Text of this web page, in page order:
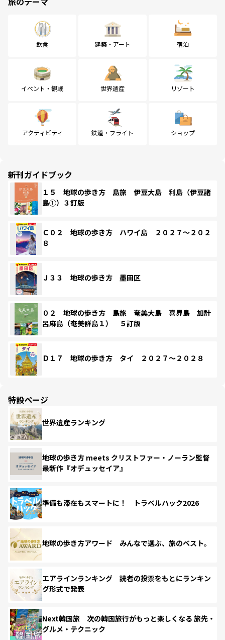
飲食 建築・アート 宿泊
イベント・観戦 世界遺産 リゾート
アクティビティ 鉄道・フライト ショップ
新刊ガイドブック
１５ 地球の歩き方 島旅 伊豆大島 利島（伊豆諸
島①）３訂版
Ｃ０２ 地球の歩き方 ハワイ島 ２０２７～２０２
８
Ｊ３３ 地球の歩き方 墨田区
０２ 地球の歩き方 島旅 奄美大島 喜界島 加計
呂麻島（奄美群島１） ５訂版
Ｄ１７ 地球の歩き方 タイ ２０２７～２０２８
特設ページ
世界遺産ランキング
地球の歩き方 meets クリストファー・ノーラン監督
最新作『オデュッセイア』
準備も滞在もスマートに！ トラベルハック2026
地球の歩き方アワード みんなで選ぶ、旅のベスト。
エアラインランキング 読者の投票をもとにランキン
グ形式で発表
Next韓国旅 次の韓国旅行がもっと楽しくなる 旅先・
グルメ・テクニック